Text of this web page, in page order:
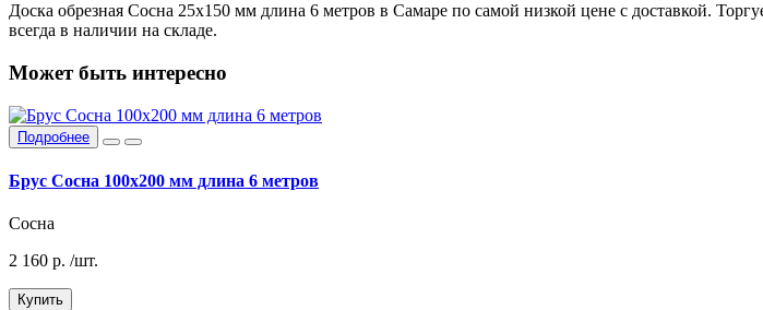
Доска обрезная Сосна 25х150 мм длина 6 метров в Самаре по самой низкой цене с доставкой.
всегда в наличии на складе.
Может быть интересно
Подробнее
Брус Сосна 100х200 мм длина 6 метров
Сосна
2 160 р. /шт.
Купить